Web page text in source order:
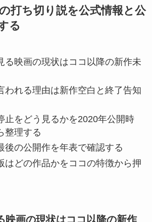
打ち切り説を公式情報と公
る
る映画の現状はココ以降の新作未
われる理由は新作空白と終了告知
止をどう見るかを2020年公開時
整理する
後の公開作を年表で確認する
はどの作品かをココの特徴から押
映画の現状はココ以降の新作